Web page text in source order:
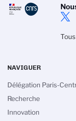
NAVIGUER
Délégation Paris-
Recherche
Innovation